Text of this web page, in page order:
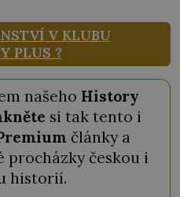
V KLUBU
PLUS ?
našeho History
si tak tento i
články a
procházky českou i
historií.